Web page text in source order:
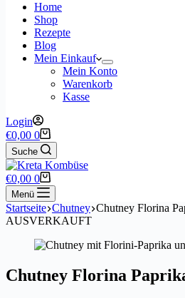
Home
Shop
Rezepte
Blog
Mein Einkauf
Mein Konto
Warenkorb
Kasse
Login
Warenkorb
€0,00 0
Suche
Warenkorb
€0,00 0
Menü
Startseite Chutney Chutney Florina
AUSVERKAUFT
Chutney Florina